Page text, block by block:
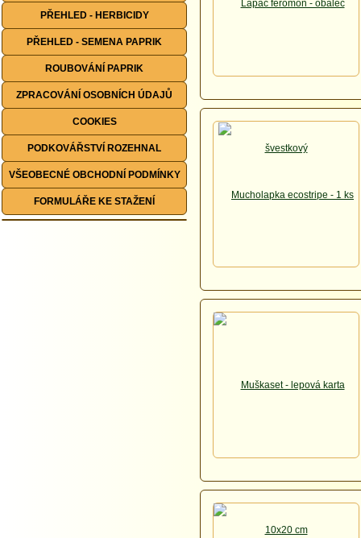
PŘEHLED - HERBICIDY
PŘEHLED - SEMENA PAPRIK
ROUBOVÁNÍ PAPRIK
ZPRACOVÁNÍ OSOBNÍCH ÚDAJŮ
COOKIES
PODKOVÁŘSTVÍ ROZEHNAL
VŠEOBECNÉ OBCHODNÍ PODMÍNKY
FORMULÁŘE KE STAŽENÍ